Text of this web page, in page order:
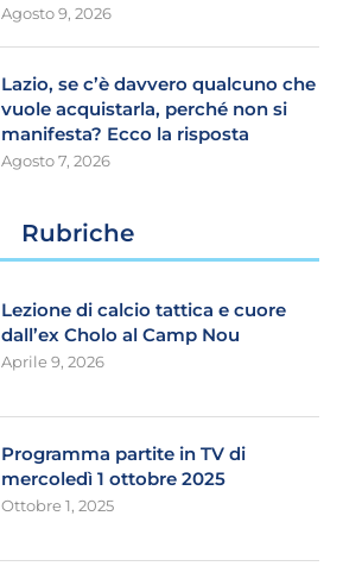
Agosto 9, 2026
Lazio, se c’è davvero qualcuno che
vuole acquistarla, perché non si
manifesta? Ecco la risposta
Agosto 7, 2026
Rubriche
Lezione di calcio tattica e cuore
dall’ex Cholo al Camp Nou
Aprile 9, 2026
Programma partite in TV di
mercoledì 1 ottobre 2025
Ottobre 1, 2025